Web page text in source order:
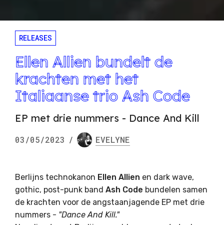
RELEASES
Ellen Allien bundelt de
krachten met het
Italiaanse trio Ash Code
EP met drie nummers - Dance And Kill
03/05/2023 / EVELYNE
Berlijns technokanon Ellen Allien en dark wave,
gothic, post-punk band Ash Code bundelen samen
de krachten voor de angstaanjagende EP met drie
nummers - "Dance And Kill."